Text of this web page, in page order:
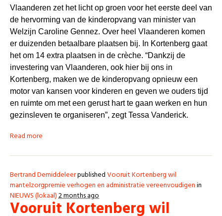
Vlaanderen zet het licht op groen voor het eerste deel van
de hervorming van de kinderopvang van minister van
Welzijn Caroline Gennez. Over heel Vlaanderen komen
er duizenden betaalbare plaatsen bij. In Kortenberg gaat
het om 14 extra plaatsen in de crèche. “Dankzij de
investering van Vlaanderen, ook hier bij ons in
Kortenberg, maken we de kinderopvang opnieuw een
motor van kansen voor kinderen en geven we ouders tijd
en ruimte om met een gerust hart te gaan werken en hun
gezinsleven te organiseren”, zegt Tessa Vanderick.
Read more
Bertrand DemiddeleerpublishedVooruit Kortenberg wil
mantelzorgpremie verhogen en administratie vereenvoudigenin
NIEUWS (lokaal)2 months ago
Vooruit Kortenberg wil